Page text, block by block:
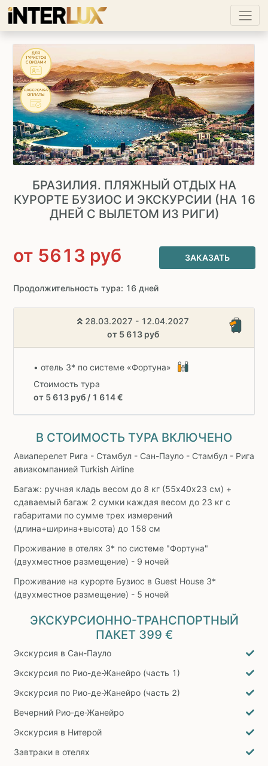
БРАЗИЛИЯ. ПЛЯЖНЫЙ ОТДЫХ НА
КУРОРТЕ БУЗИОС И ЭКСКУРСИИ (НА 16
ДНЕЙ С ВЫЛЕТОМ ИЗ РИГИ)
от 5613 руб ЗАКАЗАТЬ
Продолжительность тура: 16 дней
28.03.2027 - 12.04.2027
от 5 613 руб
• отель 3* по системе «Фортуна»
Стоимость тура
от 5 613 руб / 1 614 €
В СТОИМОСТЬ ТУРА ВКЛЮЧЕНО
Авиаперелет Рига - Стамбул - Сан-Пауло - Стамбул - Рига
авиакомпанией Turkish Airline
Багаж: ручная кладь весом до 8 кг (55х40х23 см) +
сдаваемый багаж 2 сумки каждая весом до 23 кг с
габаритами по сумме трех измерений
(длина+ширина+высота) до 158 см
Проживание в отелях 3* по системе "Фортуна"
(двухместное размещение) - 9 ночей
Проживание на курорте Бузиос в Guest House 3*
(двухместное размещение) - 5 ночей
ЭКСКУРСИОННО-ТРАНСПОРТНЫЙ
ПАКЕТ 399 €
Экскурсия в Сан-Пауло
Экскурсия по Рио-де-Жанейро (часть 1)
Экскурсия по Рио-де-Жанейро (часть 2)
Вечерний Рио-де-Жанейро
Экскурсия в Нитерой
Завтраки в отелях